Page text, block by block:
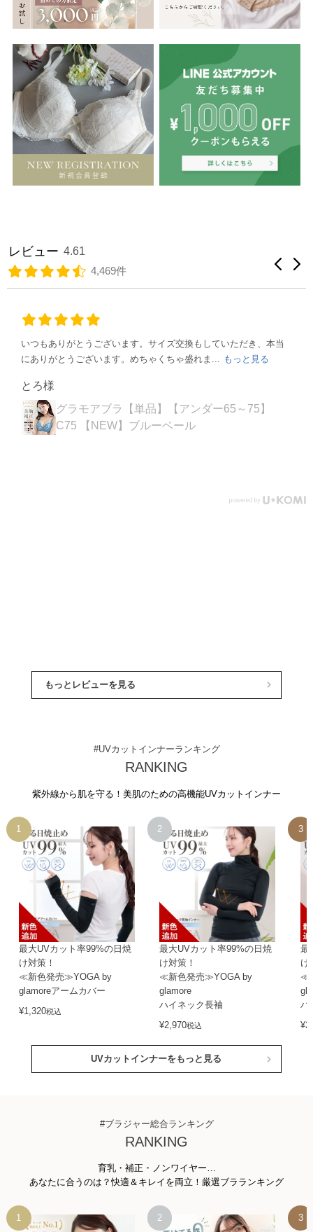
もっとレビューを見る
#UVカットインナーランキング
RANKING
紫外線から肌を守る！美肌のための高機能UVカットインナー
最大UVカット率99%の日焼
け対策！
≪新色発売≫YOGA by
glamoreアームカバー
¥1,320税込
最大UVカット率99%の日焼
け対策！
≪新色発売≫YOGA by
glamore
ハイネック長袖
¥2,970税込
最
け
≪
ハ
¥
UVカットインナーをもっと見る
#ブラジャー総合ランキング
RANKING
育乳・補正・ノンワイヤー…
あなたに合うのは？快適＆キレイを両立！厳選ブラランキング